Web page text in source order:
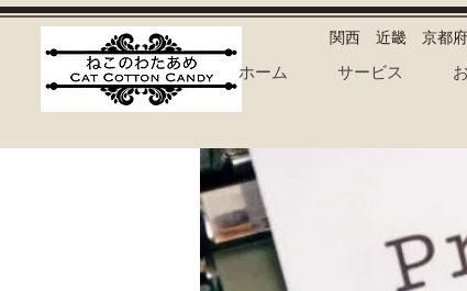
関西 近畿 京都府
ホーム
サービス